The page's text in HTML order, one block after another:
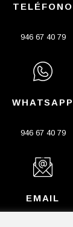
TELÉFONO
946 67 40 79
WHATSAPP
946 67 40 79
EMAIL